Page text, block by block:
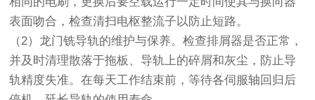
表面吻合，检查清扫电枢整流子以防止短路。
（2）龙门铣导轨的维护与保养。检查排屑器是否正常，
并及时清理散落于拖板、导轨上的碎屑和灰尘，防止导
轨精度失准。在每天工作结束前，等待各伺服轴回归后